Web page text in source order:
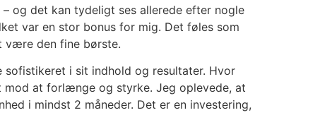
og det kan tydeligt ses allerede efter nogle
var en stor bonus for mig. Det føles som
være den fine børste.
sofistikeret i sit indhold og resultater. Hvor
mod at forlænge og styrke. Jeg oplevede, at
i mindst 2 måneder. Det er en investering,